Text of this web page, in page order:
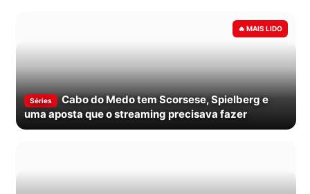
Séries
Cabo do Medo tem Scorsese, Spielberg e
uma aposta que o streaming precisava fazer